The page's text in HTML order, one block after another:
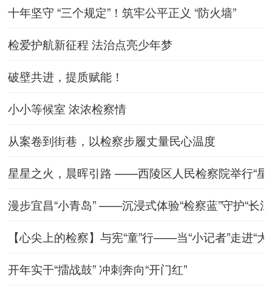
十年坚守 “三个规定”！筑牢公平正义 “防火墙”
检爱护航新征程 法治点亮少年梦
破壁共进，提质赋能！
小小等候室 浓浓检察情
从案卷到街巷，以检察步履丈量民心温度
星星之火，晨晖引路 ——西陵区人民检察院举行“
漫步宜昌“小青岛” ——沉浸式体验“检察蓝”守护“长
【心尖上的检察】与宪“童”行——当“小记者”走进“大
开年实干“擂战鼓” 冲刺奔向“开门红”